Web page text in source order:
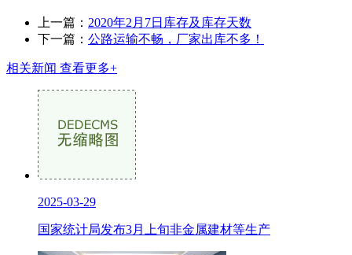
上一篇： 2020年2月7日库存及库存天数
下一篇： 公路运输不畅，厂家出库不多！
相关新闻 查看更多+
2025-03-29
国家统计局发布3月上旬非金属建材等生产